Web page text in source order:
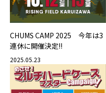
CHUMS CAMP 2025 今年は3
連休に開催決定!!
2025.05.23